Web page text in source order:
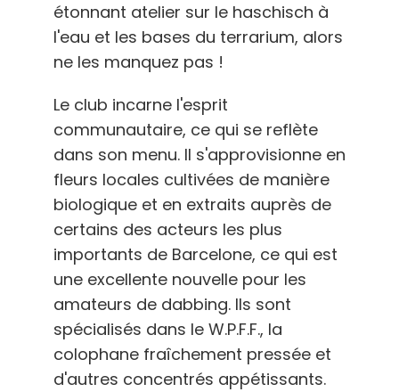
étonnant atelier sur le haschisch à
l'eau et les bases du terrarium, alors
ne les manquez pas !
Le club incarne l'esprit
communautaire, ce qui se reflète
dans son menu. Il s'approvisionne en
fleurs locales cultivées de manière
biologique et en extraits auprès de
certains des acteurs les plus
importants de Barcelone, ce qui est
une excellente nouvelle pour les
amateurs de dabbing. Ils sont
spécialisés dans le W.P.F.F., la
colophane fraîchement pressée et
d'autres concentrés appétissants.